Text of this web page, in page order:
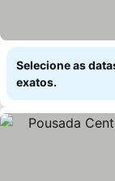
Selecione as
exatos.